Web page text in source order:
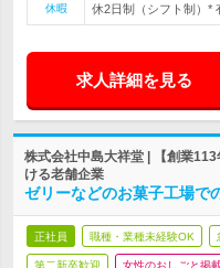
休暇
休2日制（シフト制）*
求人詳細を見る
株式会社中島大祥堂 | 【創業
ける老舗企業
ゼリーなどのお菓子工場
正社員 職種・業種未経験OK
第二新卒歓迎 女性のおしごと掲